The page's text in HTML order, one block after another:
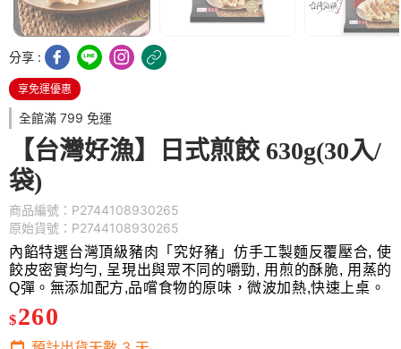
分享 :
享免運優惠
全館滿 799 免運
【台灣好漁】日式煎餃 630g(30入/
袋)
商品編號：P2744108930265
原始貨號：P2744108930265
內餡特選台灣頂級豬肉「究好豬」 仿手工製麵反覆壓合, 使
餃皮密實均勻, 呈現出與眾不同的嚼勁, 用煎的酥脆, 用蒸的
Q彈。 無添加配方,品嚐食物的原味，微波加熱,快速上桌。
$260